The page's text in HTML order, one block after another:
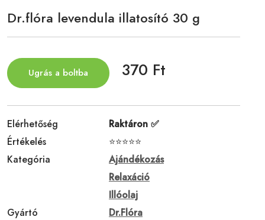
Dr.flóra levendula illatosító 30 g
Ugrás a boltba 370 Ft
Elérhetőség
Raktáron ✅
Értékelés
⭐⭐⭐⭐⭐
Kategória
Ajándékozás
Relaxáció
Illóolaj
Gyártó
Dr.Flóra